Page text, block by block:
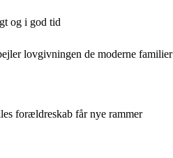
og i god tid
lovgivningen de moderne familier
forældreskab får nye rammer